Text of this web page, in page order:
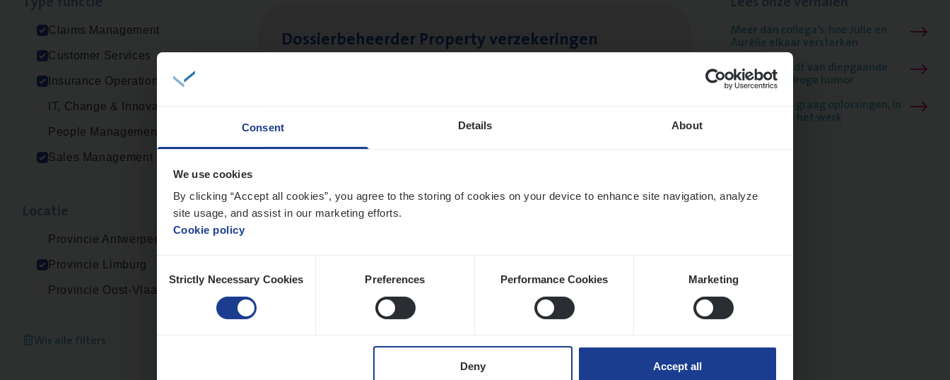
Consent Details About
We use cookies
By clicking “Accept all cookies”, you agree to the storing of cookies on your device to enhance site navigation, analyze
site usage, and assist in our marketing efforts.
Cookie policy
Selection
Strictly Necessary Cookies Preferences Performance Cookies Marketing
Deny Accept all
Claims Management
Customer Services
Insurance Operations
IT, Change & Innovation
People Management
Sales Management
Provincie Antwerpen
Provincie Limburg
Provincie Oost-Vlaanderen
Wis alle filters
Dos­sier­be­heer­der Pro­per­ty verzekeringen Meer dan collega’s: hoe Julie en
Aurélie elkaar versterken
Mathias houdt van diepgaande
dossiers én droge humor
Thalia zoekt graag oplossingen, in
games én op het werk